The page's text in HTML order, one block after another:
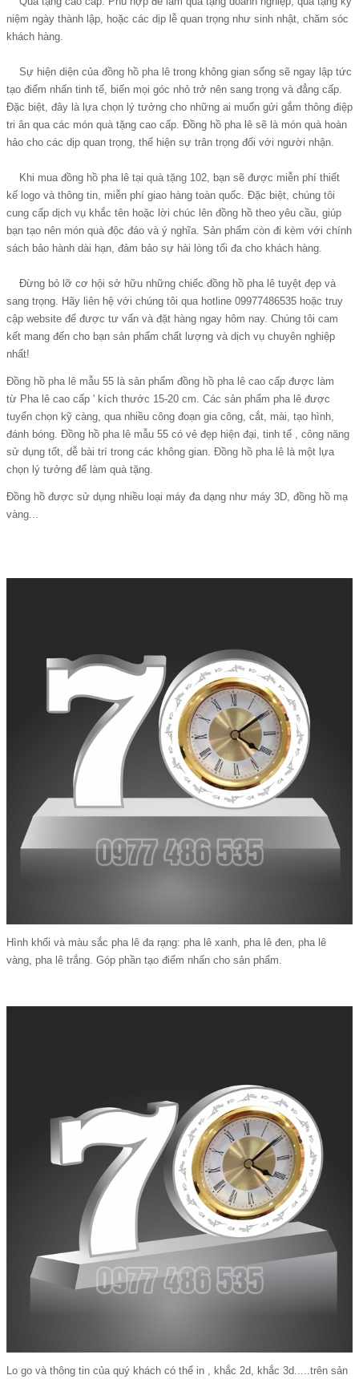
niệm ngày thành lập, hoặc các dịp lễ quan trọng như sinh nhật, chăm sóc
khách hàng.
Sự hiện diện của đồng hồ pha lê trong không gian sống sẽ ngay lập tức
tạo điểm nhấn tinh tế, biến mọi góc nhỏ trở nên sang trọng và đẳng cấp.
Đặc biệt, đây là lựa chọn lý tưởng cho những ai muốn gửi gắm thông điệp
tri ân qua các món quà tặng cao cấp. Đồng hồ pha lê sẽ là món quà hoàn
hảo cho các dịp quan trọng, thể hiện sự trân trọng đối với người nhận.
Khi mua đồng hồ pha lê tại quà tặng 102, bạn sẽ được miễn phí thiết
kế logo và thông tin, miễn phí giao hàng toàn quốc. Đặc biệt, chúng tôi
cung cấp dịch vụ khắc tên hoặc lời chúc lên đồng hồ theo yêu cầu, giúp
bạn tạo nên món quà độc đáo và ý nghĩa. Sản phẩm còn đi kèm với chính
sách bảo hành dài hạn, đảm bảo sự hài lòng tối đa cho khách hàng.
Đừng bỏ lỡ cơ hội sở hữu những chiếc đồng hồ pha lê tuyệt đẹp và
sang trọng. Hãy liên hệ với chúng tôi qua hotline 09977486535 hoặc truy
cập website để được tư vấn và đặt hàng ngay hôm nay. Chúng tôi cam
kết mang đến cho bạn sản phẩm chất lượng và dịch vụ chuyên nghiệp
nhất!
Đồng hồ pha lê mẫu 55 là sản phẩm đồng hồ pha lê cao cấp được làm
từ Pha lê cao cấp ' kích thước 15-20 cm. Các sản phẩm pha lê được
tuyển chọn kỹ càng, qua nhiều công đoạn gia công, cắt, mài, tạo hình,
đánh bóng. Đồng hồ pha lê mẫu 55 có vẻ đẹp hiện đại, tinh tế , công năng
sử dụng tốt, dễ bài trí trong các không gian. Đồng hồ pha lê là một lựa
chọn lý tưởng để làm quà tặng.
Đồng hồ được sử dụng nhiều loại máy đa dạng như máy 3D, đồng hồ mạ
vàng...
Hình khối và màu sắc pha lê đa rạng: pha lê xanh, pha lê đen, pha lê
vàng, pha lê trắng. Góp phần tạo điểm nhấn cho sản phẩm.
Lo go và thông tin của quý khách có thể in , khắc 2d, khắc 3d.....trên sản